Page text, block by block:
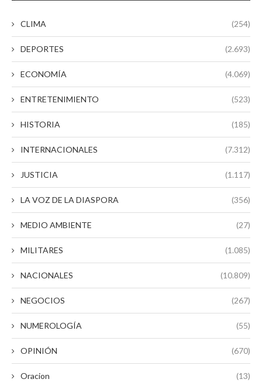
CLIMA (254)
DEPORTES (2.693)
ECONOMÍA (4.069)
ENTRETENIMIENTO (523)
HISTORIA (185)
INTERNACIONALES (7.312)
JUSTICIA (1.117)
LA VOZ DE LA DIASPORA (356)
MEDIO AMBIENTE (27)
MILITARES (1.085)
NACIONALES (10.809)
NEGOCIOS (267)
NUMEROLOGÍA (55)
OPINIÓN (670)
Oracion (13)